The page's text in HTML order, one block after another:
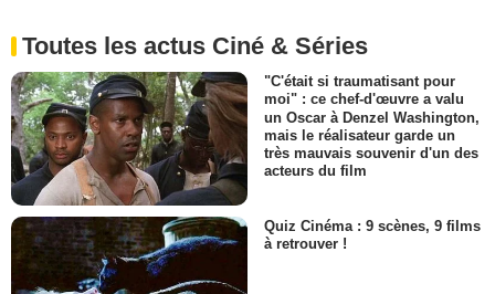
Toutes les actus Ciné & Séries
"C'était si traumatisant pour
moi" : ce chef-d'œuvre a valu
un Oscar à Denzel Washington,
mais le réalisateur garde un
très mauvais souvenir d'un des
acteurs du film
Quiz Cinéma : 9 scènes, 9 films
à retrouver !